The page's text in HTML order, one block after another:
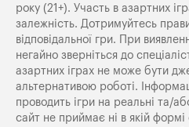
року (21+). Участь в азартних
залежність. Дотримуйтесь
відповідальної гри. При
негайно зверніться до
азартних іграх не може бути
альтернативою роботі.
проводить ігри на реальні та/
сайт не приймає ні в якій формі